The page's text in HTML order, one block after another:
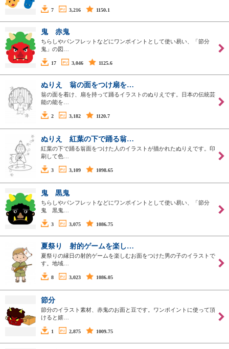
7 3,216 1150.1
鬼 赤鬼
ちらしやパンフレットなどにワンポイントとして使い易い、「節分
鬼」の図…
17 3,046 1125.6
ぬりえ 翁の面をつけ扇を…
翁の面を着け、扇を持って踊るイラストのぬりえです。日本の伝統芸
能の能を…
2 3,182 1120.7
ぬりえ 紅葉の下で踊る翁…
紅葉の下で踊る翁面をつけた人のイラストが描かれたぬりえです。印
刷して色…
3 3,109 1098.65
鬼 黒鬼
ちらしやパンフレットなどにワンポイントとして使い易い、「節分
鬼 黒鬼…
3 3,075 1086.75
夏祭り 射的ゲームを楽し…
夏祭りの縁日の射的ゲームを楽しむお面をつけた男の子のイラストで
す。地域…
8 3,023 1086.05
節分
節分のイラスト素材、赤鬼のお面と豆です。ワンポイントに使って頂
けると嬉…
1 2,875 1009.75